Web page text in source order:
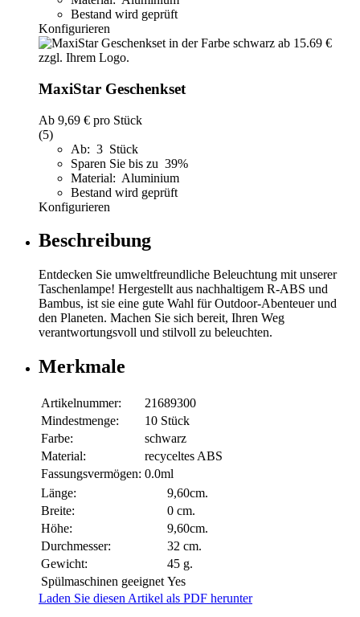
Bestand wird geprüft
Konfigurieren
MaxiStar Geschenkset
Ab 9,69 € pro Stück
(5)
Ab: 3 Stück
Sparen Sie bis zu 39%
Material: Aluminium
Bestand wird geprüft
Konfigurieren
Beschreibung
Entdecken Sie umweltfreundliche Beleuchtung mit unserer
Taschenlampe! Hergestellt aus nachhaltigem R-ABS und
Bambus, ist sie eine gute Wahl für Outdoor-Abenteuer und
den Planeten. Machen Sie sich bereit, Ihren Weg
verantwortungsvoll und stilvoll zu beleuchten.
Merkmale
Artikelnummer:
21689300
Mindestmenge:
10 Stück
Farbe:
schwarz
Material:
recyceltes ABS
Fassungsvermögen: 0.0ml
Länge:
9,60cm.
Breite:
0 cm.
Höhe:
9,60cm.
Durchmesser:
32 cm.
Gewicht:
45 g.
Spülmaschinen geeignet Yes
Laden Sie diesen Artikel als PDF herunter